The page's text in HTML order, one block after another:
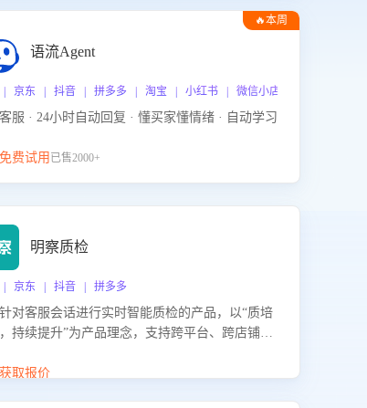
🔥本周
语流Agent
| 京东 | 抖音 | 拼多多 | 淘宝 | 小红书 | 微信小店 | 快手 | 唯品
服 · 24小时自动回复 · 懂买家懂情绪 · 自动学习
费试用 已售2000+
明察质检
| 京东 | 抖音 | 拼多多
对客服会话进行实时智能质检的产品，以“质培
持续提升”为产品理念，支持跨平台、跨店铺的
持续提升客服团队的销服能力。
取报价